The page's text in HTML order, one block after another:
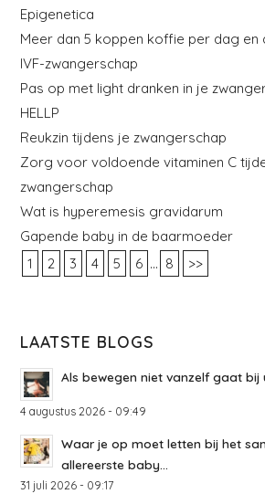
Epigenetica
Meer dan 5 koppen koffie per dag en
IVF-zwangerschap
Pas op met light dranken in je
HELLP
Reukzin tijdens je zwangerschap
Zorg voor voldoende vitaminen C
zwangerschap
Wat is hyperemesis gravidarum
Gapende baby in de baarmoeder
1
2 3 4 5 6 ... 8 >>
LAATSTE BLOGS
Als bewegen niet vanzelf gaat bij
4 augustus 2026 - 09:49
Waar je op moet letten bij het
allereerste baby...
31 juli 2026 - 09:17